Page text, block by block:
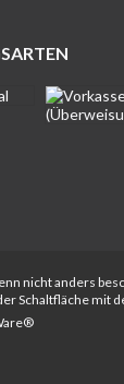
nicht anders
Schaltfläche mit